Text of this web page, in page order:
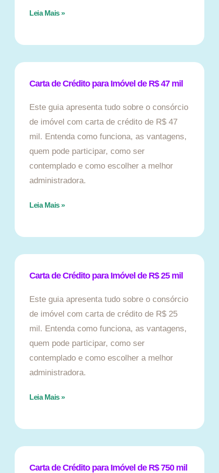
Leia Mais »
Carta de Crédito para Imóvel de R$ 47 mil
Este guia apresenta tudo sobre o consórcio
de imóvel com carta de crédito de R$ 47
mil. Entenda como funciona, as vantagens,
quem pode participar, como ser
contemplado e como escolher a melhor
administradora.
Leia Mais »
Carta de Crédito para Imóvel de R$ 25 mil
Este guia apresenta tudo sobre o consórcio
de imóvel com carta de crédito de R$ 25
mil. Entenda como funciona, as vantagens,
quem pode participar, como ser
contemplado e como escolher a melhor
administradora.
Leia Mais »
Carta de Crédito para Imóvel de R$ 750 mil